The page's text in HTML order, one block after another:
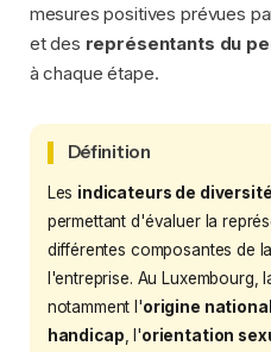
mesures positives prévues
et des représentants du
à chaque étape.
Définition
Les indicateurs de diversité
permettant d'évaluer la
différentes composantes de
l'entreprise. Au Luxembourg,
notamment l'origine
handicap , l'orientation